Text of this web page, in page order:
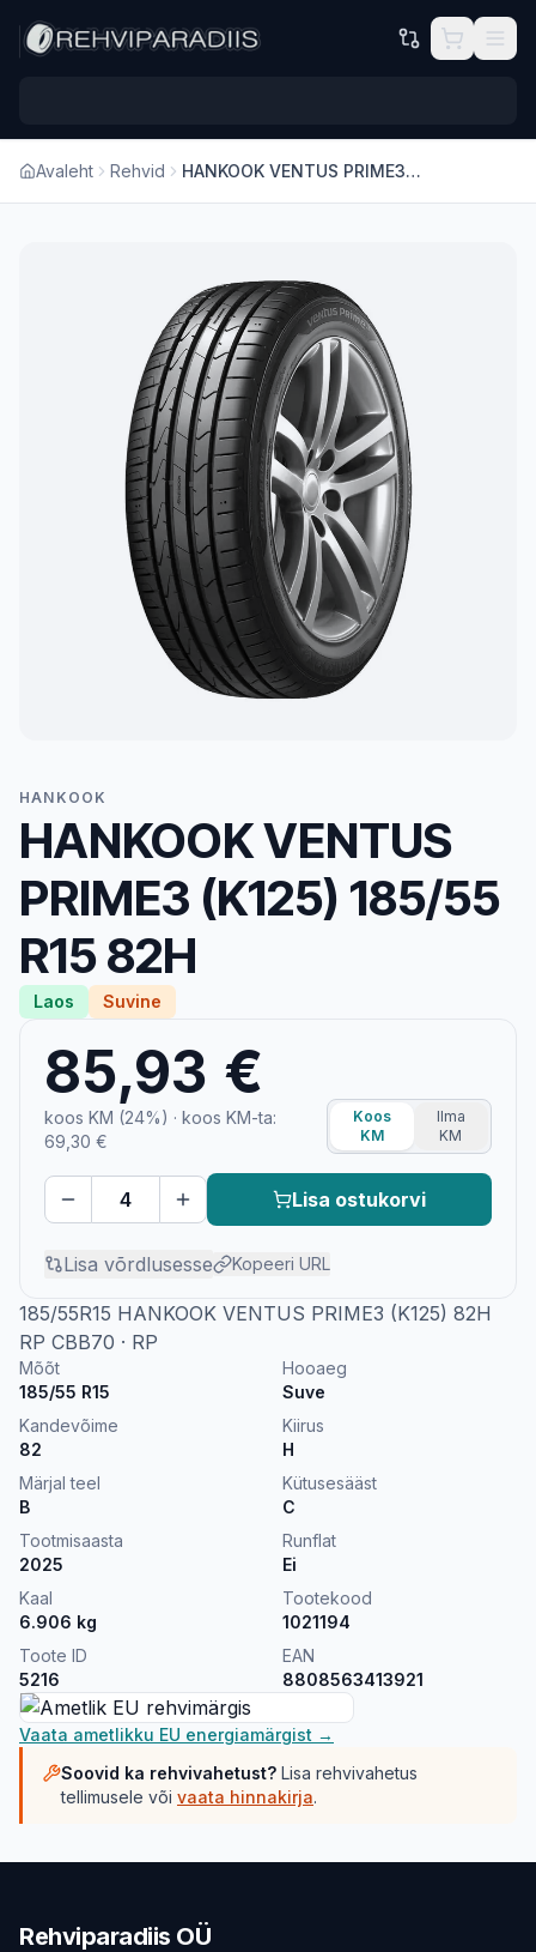
Avaleht Rehvid HANKOOK VENTUS PRIME3 (K125) 185/55 R15 82H
HANKOOK
HANKOOK VENTUS
PRIME3 (K125) 185/55
R15 82H
Laos Suvine
85,93 €
koos KM (24%) · koos KM-ta:
69,30 €
Koos
KM
Ilma
KM
Lisa ostukorvi
Lisa võrdlusesse Kopeeri URL
185/55R15 HANKOOK VENTUS PRIME3 (K125) 82H
RP CBB70 · RP
Mõõt
185/55 R15
Hooaeg
Suve
Kandevõime
82
Kiirus
H
Märjal teel
B
Kütusesääst
C
Tootmisaasta
2025
Runflat
Ei
Kaal
6.906 kg
Tootekood
1021194
Toote ID
5216
EAN
8808563413921
Vaata ametlikku EU energiamärgist →
Soovid ka rehvivahetust? Lisa rehvivahetus
tellimusele või vaata hinnakirja.
Rehviparadiis OÜ